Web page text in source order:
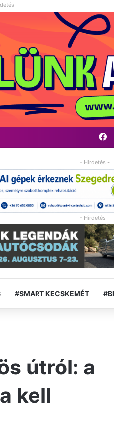
-
- Hirdetés -
- Hirdetés -
#SMART KECSKEMÉT
útról: a
kell